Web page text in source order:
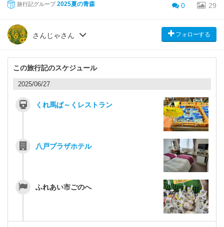
旅行記グループ 2025夏の青森 0 29
さんじゃさん フォローする
この旅行記のスケジュール
2025/06/27
くれ馬ぱ～くレストラン
八戸プラザホテル
ふれあい市ごのへ